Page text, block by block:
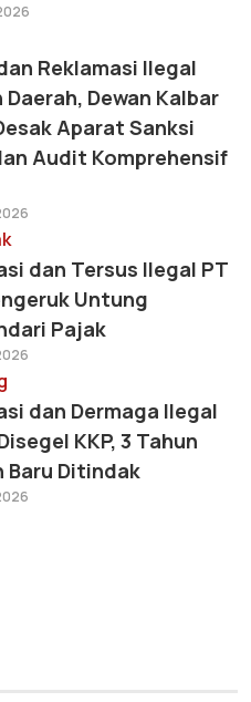
Reklamasi Ilegal
Daerah, Dewan Kalbar
Aparat Sanksi
Audit Komprehensif
dan Tersus Ilegal PT
Untung
Pajak
dan Dermaga Ilegal
KKP, 3 Tahun
Baru Ditindak